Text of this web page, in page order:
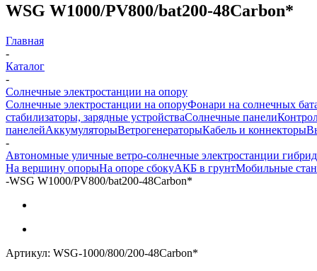
WSG W1000/PV800/bat200-48Carbon*
Главная
-
Каталог
-
Солнечные электростанции на опору
Солнечные электростанции на опоруФонари на солнечных
стабилизаторы, зарядные устройстваСолнечные панели
панелейАккумуляторыВетрогенераторыКабель и коннекторы
-
Автономные уличные ветро-солнечные электростанции
На вершину опорыНа опоре сбокуАКБ в грунтМобильные
-WSG W1000/PV800/bat200-48Carbon*
Артикул: WSG-1000/800/200-48Carbon*